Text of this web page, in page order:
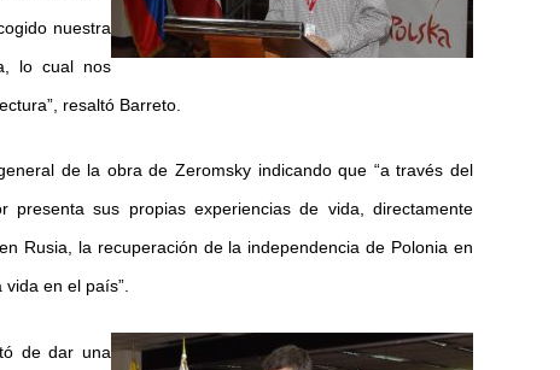
nuestra
lo cual nos
resaltó Barreto.
de la obra de Zeromsky indicando que “a través del
presenta sus propias experiencias de vida, directamente
Rusia, la recuperación de la independencia de Polonia en
en el país”.
de dar una